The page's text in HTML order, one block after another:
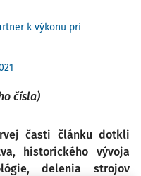
k výkonu pri
čísla)
časti článku dotkli
historického vývoja
delenia strojov